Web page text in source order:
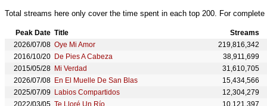
Total streams here only cover the time spent in each top 200. For
Peak Date Title
Streams
2026/07/08 Oye Mi Amor
219,816,342
2016/10/20 De Pies A Cabeza
38,911,699
2015/05/28 Mi Verdad
31,610,705
2026/07/08 En El Muelle De San Blas
15,434,566
2025/07/09
Labios Compartidos
12,304,279
2022/03/05 Te Lloré Un Río
10,121,397